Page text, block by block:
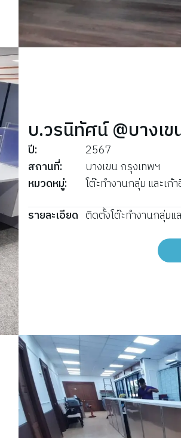
บ.วรนิทัศน์ @บางเข
ปี:
2567
สถานที่:
บางเขน กรุงเทพฯ
หมวดหมู่:
โต๊ะทำงานกลุ่ม และเก้
รายละเอียด ติดตั้งโต๊ะทำงานกลุ่มแ